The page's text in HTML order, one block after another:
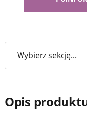
Opis